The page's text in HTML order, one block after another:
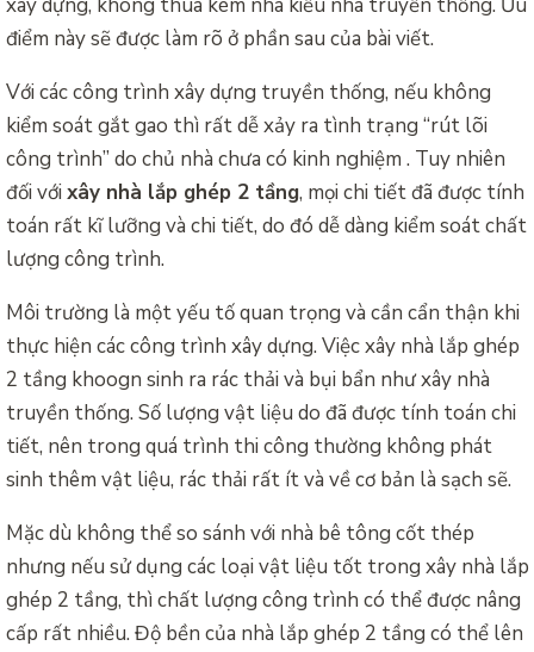
điểm này sẽ được làm rõ ở phần sau của bài viết.
Với các công trình xây dựng truyền thống, nếu không
kiểm soát gắt gao thì rất dễ xảy ra tình trạng “rút lõi
công trình” do chủ nhà chưa có kinh nghiệm . Tuy nhiên
đối với xây nhà lắp ghép 2 tầng, mọi chi tiết đã được tính
toán rất kĩ lưỡng và chi tiết, do đó dễ dàng kiểm soát chất
lượng công trình.
Môi trường là một yếu tố quan trọng và cần cẩn thận khi
thực hiện các công trình xây dựng. Việc xây nhà lắp ghép
2 tầng khoogn sinh ra rác thải và bụi bẩn như xây nhà
truyền thống. Số lượng vật liệu do đã được tính toán chi
tiết, nên trong quá trình thi công thường không phát
sinh thêm vật liệu, rác thải rất ít và về cơ bản là sạch sẽ.
Mặc dù không thể so sánh với nhà bê tông cốt thép
nhưng nếu sử dụng các loại vật liệu tốt trong xây nhà lắp
ghép 2 tầng, thì chất lượng công trình có thể được nâng
cấp rất nhiều. Độ bền của nhà lắp ghép 2 tầng có thể lên